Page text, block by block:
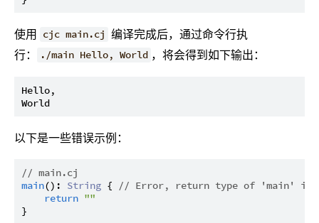
使用 cjc main.cj 编译完成后，通过命令行执
行：
./main Hello, World ，将会得到如下输出：
Hello,
以下是一些错误示例：
// main.cj
main(): String {
// Error, return type of 'main'
return ""